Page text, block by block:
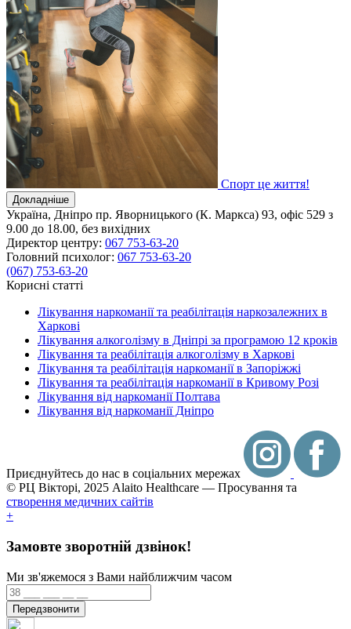
Спорт це життя!
Докладніше
Україна, Дніпро пр. Яворницького (К. Маркса) 93, офіс 529 з
9.00 до 18.00, без вихідних
Директор центру: 067 753-63-20
Головний психолог: 067 753-63-20
(067) 753-63-20
Корисні статті
Лікування наркоманії та реабілітація наркозалежних в
Харкові
Лікування алкоголізму в Дніпрі за програмою 12 кроків
Лікування та реабілітація алкоголізму в Харкові
Лікування та реабілітація наркоманії в Запоріжжі
Лікування та реабілітація наркоманії в Кривому Розі
Лікування від наркоманії Полтава
Лікування від наркоманії Дніпро
Приєднуйтесь до нас в соціальних мережах
© РЦ Вікторі, 2025 Alaito Healthcare — Просування та
створення медичних сайтів
+
Замовте зворотній дзвінок!
Ми зв'яжемося з Вами найближчим часом
Передзвонити